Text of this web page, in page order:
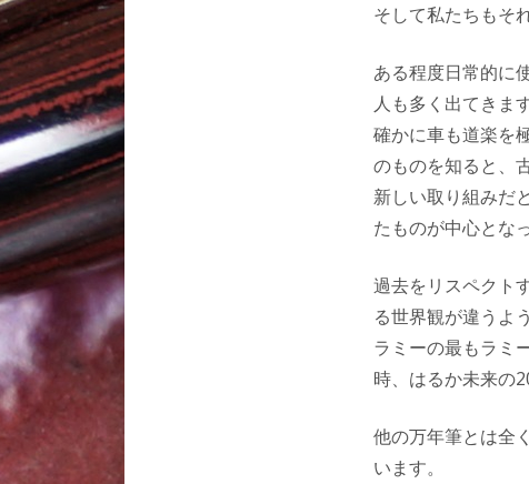
そして私たちもそ
ある程度日常的に
人も多く出てきます
確かに車も道楽を
のものを知ると、
新しい取り組みだ
たものが中心とな
過去をリスペクト
る世界観が違うよ
ラミーの最もラミ
時、はるか未来の
他の万年筆とは全
います。